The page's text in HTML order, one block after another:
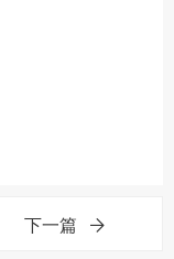
下一篇